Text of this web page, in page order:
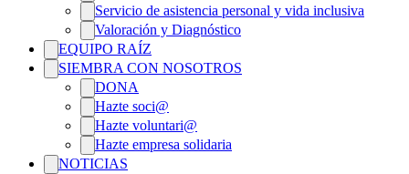
Servicio de asistencia personal y vida inclusiva
Valoración y Diagnóstico
EQUIPO RAÍZ
SIEMBRA CON NOSOTROS
DONA
Hazte soci@
Hazte voluntari@
Hazte empresa solidaria
NOTICIAS